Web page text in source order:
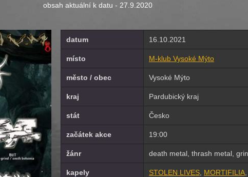
obsah aktuální k datu - 27.9.2020
datum 16.10.2021
místo M-klub Vysoké Mýto
město / obec Vysoké Mýto
kraj Pardubický kraj
stát Česko
začátek akce 19:00
žánr death metal, thrash metal,
kapely STOLEN LIVES MORTIFILIA